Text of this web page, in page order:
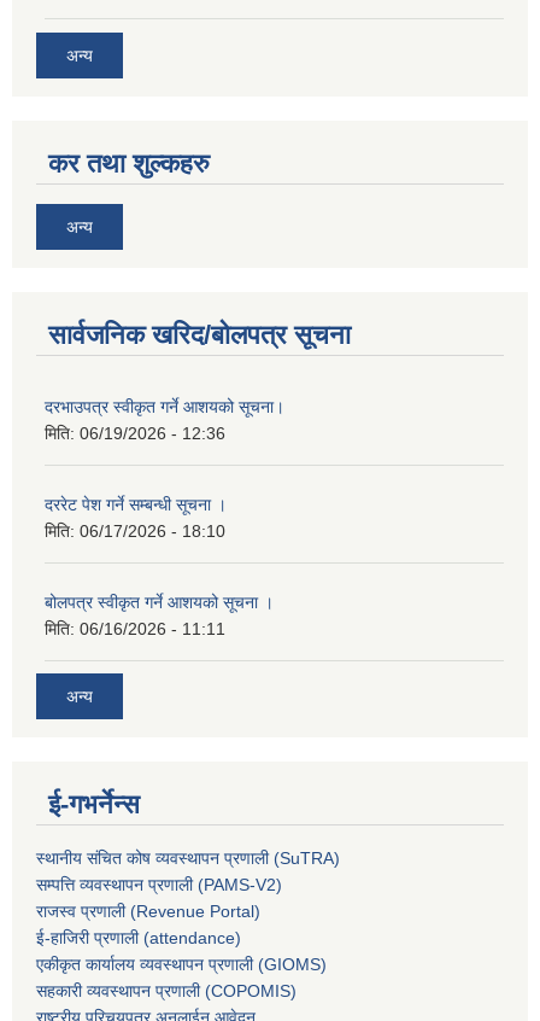
अन्य
कर तथा शुल्कहरु
अन्य
सार्वजनिक खरिद/बोलपत्र सूचना
दरभाउपत्र स्वीकृत गर्ने आशयको सूचना।
मिति: 06/19/2026 - 12:36
दररेट पेश गर्ने सम्बन्धी सूचना ।
मिति: 06/17/2026 - 18:10
बोलपत्र स्वीकृत गर्ने आशयको सूचना ।
मिति: 06/16/2026 - 11:11
अन्य
ई-गभर्नेन्स
स्थानीय संचित कोष व्यवस्थापन प्रणाली (SuTRA)
सम्पत्ति व्यवस्थापन प्रणाली (PAMS-V2)
राजस्व प्रणाली (Revenue Portal)
ई-हाजिरी प्रणाली (attendance)
एकीकृत कार्यालय व्यवस्थापन प्रणाली (GIOMS)
सहकारी व्यवस्थापन प्रणाली (COPOMIS)